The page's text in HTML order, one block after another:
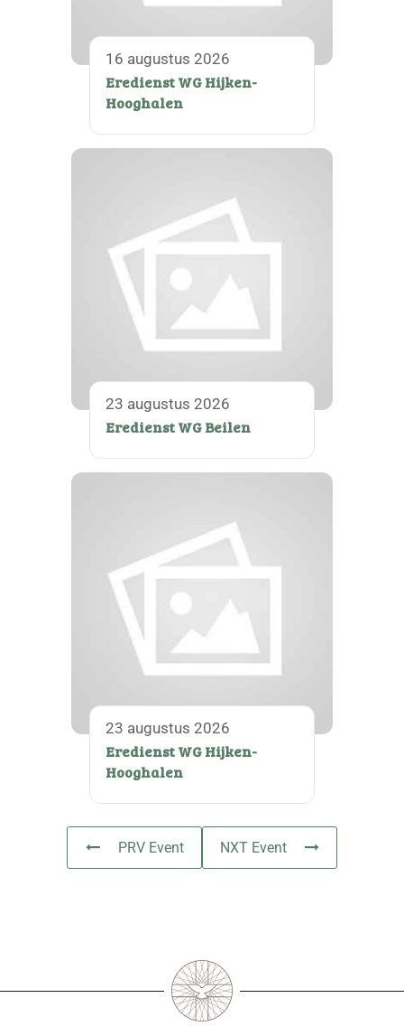
16 augustus 2026
Eredienst WG Hijken-
Hooghalen
23 augustus 2026
Eredienst WG Beilen
23 augustus 2026
Eredienst WG Hijken-
Hooghalen
PRV Event NXT Event